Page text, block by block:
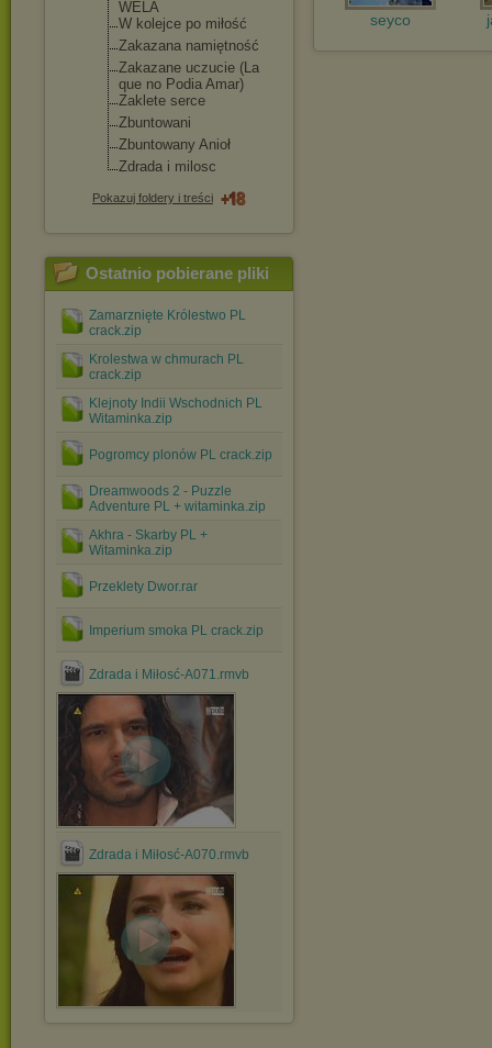
WELA
W kolejce po miłość
Zakazana namiętność
Zakazane uczucie (La
que no Podia Amar)
Zaklete serce
Zbuntowani
Zbuntowany Anioł
Zdrada i milosc
Pokazuj foldery i treści
Ostatnio pobierane pliki
Zamarznięte Królestwo PL
crack.zip
Krolestwa w chmurach PL
crack.zip
Klejnoty Indii Wschodnich PL
Witaminka.zip
Pogromcy plonów PL crack.zip
Dreamwoods 2 - Puzzle
Adventure PL + witaminka.zip
Akhra - Skarby PL +
Witaminka.zip
Przeklety Dwor.rar
Imperium smoka PL crack.zip
Zdrada i Miłosć-A071.rmvb
Zdrada i Miłosć-A070.rmvb
seyco